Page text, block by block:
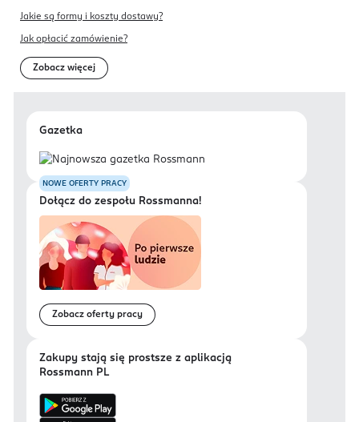
Jakie są formy i koszty dostawy?
Jak opłacić zamówienie?
Zobacz więcej
Gazetka
NOWE OFERTY PRACY
Dołącz do zespołu Rossmanna!
Zobacz oferty pracy
Zakupy stają się prostsze z aplikacją
Rossmann PL